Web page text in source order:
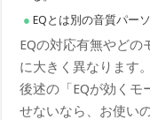
EQとは別の音質パー
EQの対応有無やどの
に大きく異なります
後述の「EQが効くモ
せないなら、お使い